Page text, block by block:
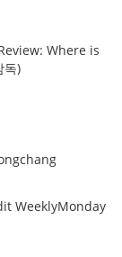
Where is
독)
WeeklyMonday